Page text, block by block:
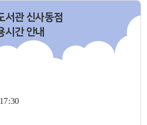
서관 신사동점
시간 안내